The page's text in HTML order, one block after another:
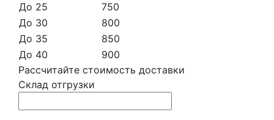
До 25
750
До 30
800
До 35
850
До 40
900
Рассчитайте стоимость доставки
Склад отгрузки